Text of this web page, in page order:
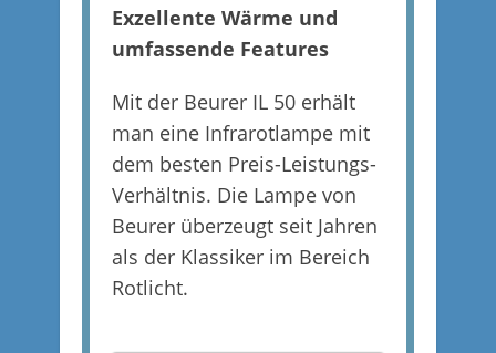
Exzellente Wärme und
umfassende Features
Mit der Beurer IL 50 erhält
man eine Infrarotlampe mit
dem besten Preis-Leistungs-
Verhältnis. Die Lampe von
Beurer überzeugt seit Jahren
als der Klassiker im Bereich
Rotlicht.